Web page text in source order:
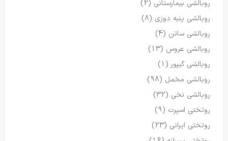
روبالشی بیمارستانی (2)
روبالشی پنبه دوزی (8)
روبالشی ساتن (4)
روبالشی عروس (13)
روبالشی گیپور (1)
روبالشی مخمل (98)
روبالشی نخی (32)
روتختی اسپرت (9)
روتختی ایرانی (23)